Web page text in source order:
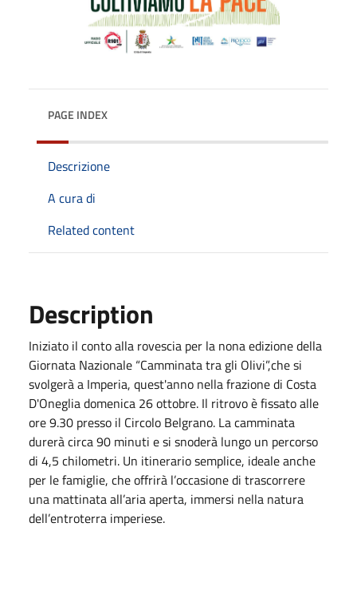
PAGE INDEX
Descrizione
A cura di
Related content
Description
Iniziato il conto alla rovescia per la nona edizione della
Giornata Nazionale “Camminata tra gli Olivi”,che si
svolgerà a Imperia, quest'anno nella frazione di Costa
D'Oneglia domenica 26 ottobre. Il ritrovo è fissato alle
ore 9.30 presso il Circolo Belgrano. La camminata
durerà circa 90 minuti e si snoderà lungo un percorso
di 4,5 chilometri. Un itinerario semplice, ideale anche
per le famiglie, che offrirà l’occasione di trascorrere
una mattinata all’aria aperta, immersi nella natura
dell’entroterra imperiese.